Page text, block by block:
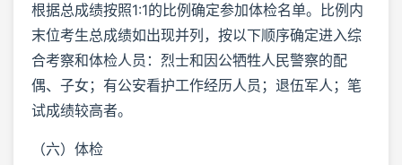
根据总成绩按照1:1的比例确定参加体检名单。比例内
末位考生总成绩如出现并列，按以下顺序确定进入综
合考察和体检人员：烈士和因公牺牲人民警察的配
偶、子女；有公安看护工作经历人员；退伍军人；笔
试成绩较高者。
（六）体检